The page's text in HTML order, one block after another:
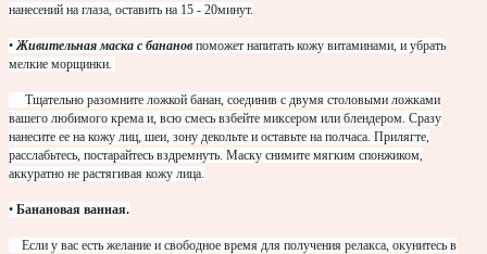
нанесений на глаза, оставить на 15 - 20минут.
• Живительная маска с бананов поможет напитать кожу витаминами, и убрать
мелкие морщинки.
Тщательно разомните ложкой банан, соединив с двумя столовыми ложками
вашего любимого крема и, всю смесь взбейте миксером или блендером. Сразу
нанесите ее на кожу лиц, шеи, зону декольте и оставьте на полчаса. Прилягте,
расслабьтесь, постарайтесь вздремнуть. Маску снимите мягким спонжиком,
аккуратно не растягивая кожу лица.
• Банановая ванная.
Если у вас есть желание и свободное время для получения релакса, окунитесь в